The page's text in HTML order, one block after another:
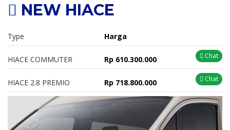
NEW HIACE
Type Harga
HIACE COMMUTER Rp 610.300.000 Chat
HIACE 2.8 PREMIO Rp 718.800.000 Chat